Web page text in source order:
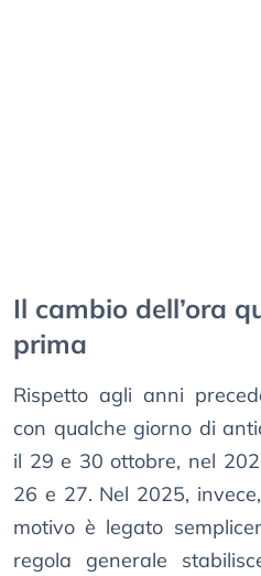
Il cambio dell’ora
prima
Rispetto agli anni
con qualche giorno di
il 29 e 30 ottobre, nel
26 e 27. Nel 2025,
motivo è legato
regola generale